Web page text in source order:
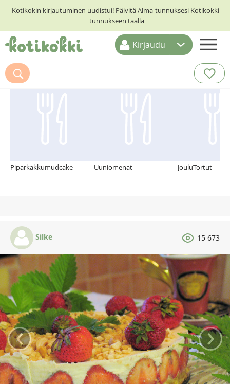
Kotikokin kirjautuminen uudistui! Päivitä Alma-tunnuksesi Kotikokki-
tunnukseen täällä
ETUSIVU
RESEPTIHAKU
Kirjaudu
Suosittelemme myös
Piparkakkumudcake Uuniomenat JouluTortut
Silke 15 673
‹ ›